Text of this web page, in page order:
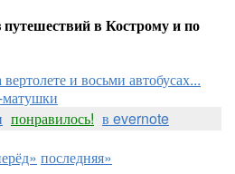
в Кострому и по
и восьми автобусах...
понравилось! в evernote
последняя»